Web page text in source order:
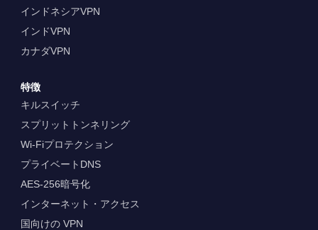
インドネシアVPN
インドVPN
カナダVPN
特徴
キルスイッチ
スプリットトンネリング
Wi-Fiプロテクション
プライベートDNS
AES-256暗号化
インターネット・アクセス
国向けの VPN